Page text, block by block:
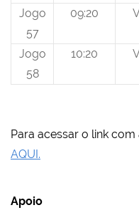
Jogo
57
09:20
Jogo
58
10:20
Para acessar o link
AQUI.
Apoio